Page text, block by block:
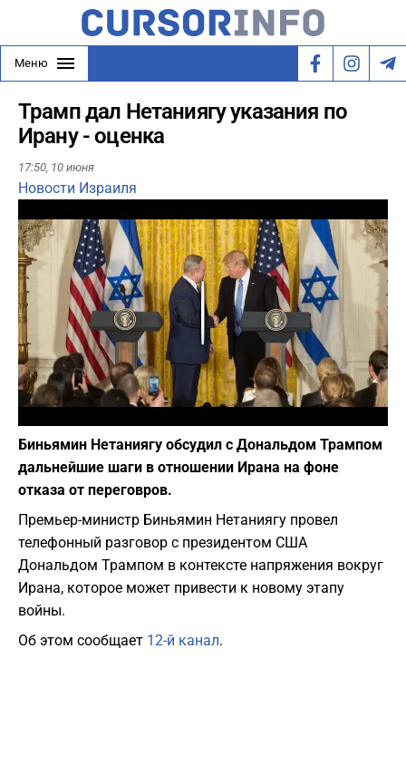
Меню
Трамп дал Нетаниягу указания по
Ирану - оценка
17:50, 10 июня
Новости Израиля
Play
Фото: Википедия
Биньямин Нетаниягу обсудил с Дональдом Трампом
дальнейшие шаги в отношении Ирана на фоне
отказа от переговров.
Премьер-министр Биньямин Нетаниягу провел
телефонный разговор с президентом США
Дональдом Трампом в контексте напряжения вокруг
Ирана, которое может привести к новому этапу
войны.
Об этом сообщает 12-й канал.